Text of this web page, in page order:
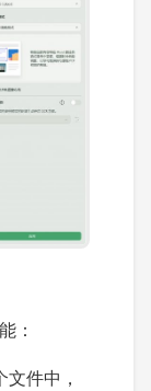
：
件中，